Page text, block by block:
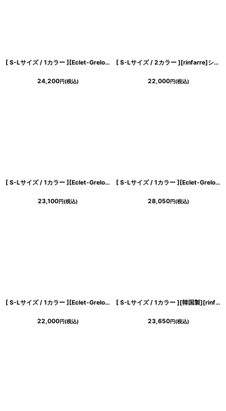
[ S-Lサイズ / 1カラー ][Eclet-Grelot by RiNFARRE]グリーン・切替・アシンメトリー・ベア・シフォン・ノースリーブ・ロングドレス・エクラグレロ [薗田杏奈着用][送料無料]
24,200円(税込)
[ S-Lサイズ / 2カラー ][rinfarre]シンプル・サテン・タック・ノースリーブ・タイト・ミ二ドレス・ワンピース[奈月セナ着用][送料無料]
22,000円(税込)
[ S-Lサイズ / 1カラー ][Eclet-Grelot by RiNFARRE]ホワイト・サテン・ドレープネック・リボン・タック・マーメイド・ノースリーブ・ミディアムドレス・エクラグレロ [奈月セナ着用][送料無料]
23,100円(税込)
[ S-Lサイズ / 1カラー ][Eclet-Grelot by RiNFARRE]アイボリー・総レース・フレア・ホルター・ノースリーブ・ミモレ丈・ロングドレス・ワンピース・エクラグレロ [奈月セナ着用][送料無料]
28,050円(税込)
[ S-Lサイズ / 1カラー ][Eclet-Grelot by RiNFARRE]アート・キャミソール・スリップ・Vネック・セミフレア・マーメイド・ノースリーブ・ミモレ丈・ロングドレス・エクラグレロ [奈月セナ着用][送料無料]
22,000円(税込)
[ S-Lサイズ / 1カラー ][韓国製][rinfarre]半袖・パフスリーブ・立体フラワーモチーフ・Vネック・タイト・ミディアムドレス・ワンピース[薗田杏奈着用][送料無料]
23,650円(税込)